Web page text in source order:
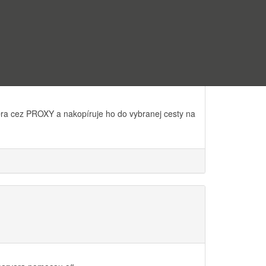
cez PROXY a nakopíruje ho do vybranej cesty na